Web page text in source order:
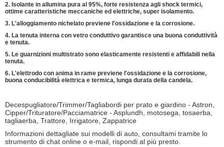
2. Isolante in allumina pura al 95%, forte resistenza agli shock termici,
ottime caratteristiche meccaniche ed elettriche, super isolamento.
3. L'alloggiamento nichelato previene l'ossidazione e la corrosione.
4. La tenuta interna con vetro conduttivo garantisce una buona conduttività
e tenuta.
5. Le guarnizioni multistrato sono elasticamente resistenti e affidabili nella
tenuta.
6. L'elettrodo con anima in rame previene l'ossidazione e la corrosione,
buona conducibilità elettrica e termica, lunga durata della candela.
Decespugliatore/Trimmer/Tagliabordi per prato e giardino - Astron,
Cipper/Trituratore/Pacciamatrice - Asplundh, motosega, tosaerba,
tagliaerba, Trattore, Irrigatore, Zappatrice
Informazioni dettagliate sui modelli di auto, consultami tramite lo
strumento di chat online o e-mail, rispondi al più presto.